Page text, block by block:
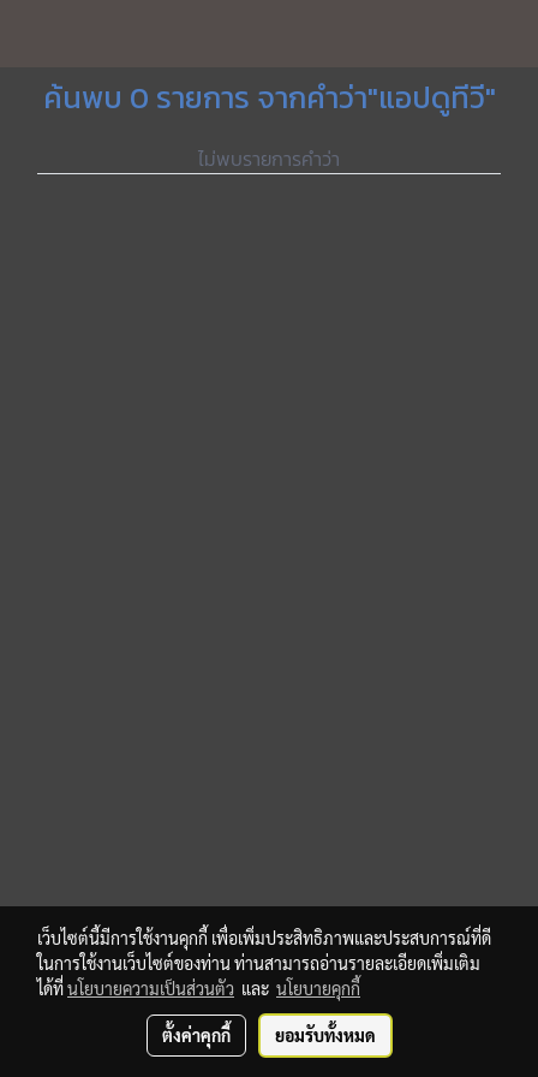
ค้นพบ 0 รายการ จากคำว่า"แอปดูทีวี"
ไม่พบรายการคำว่า
เว็บไซต์นี้มีการใช้งานคุกกี้ เพื่อเพิ่มประสิทธิภาพและประสบการณ์ที่ดี
ในการใช้งานเว็บไซต์ของท่าน ท่านสามารถอ่านรายละเอียดเพิ่มเติม
ได้ที่นโยบายความเป็นส่วนตัว และ นโยบายคุกกี้
ตั้งค่าคุกกี้ ยอมรับทั้งหมด